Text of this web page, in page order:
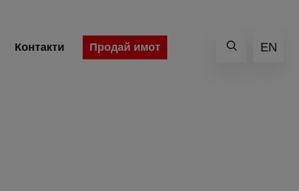
Контакти Продай имот EN